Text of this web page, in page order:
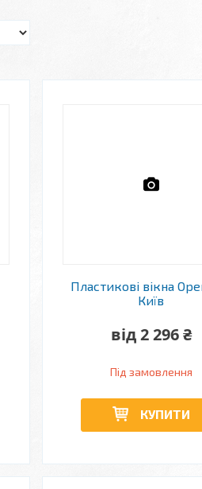
Пластикові вікна
Київ
від 2 296 ₴
Під замовлення
КУПИТИ